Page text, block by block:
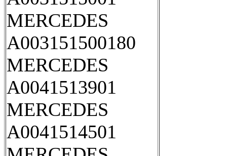
MERCEDES
A003151500180
MERCEDES
A0041513901
MERCEDES
A0041514501